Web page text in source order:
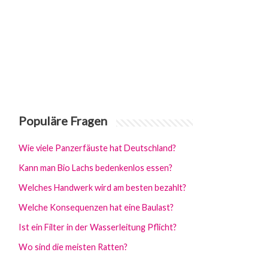
Populäre Fragen
Wie viele Panzerfäuste hat Deutschland?
Kann man Bio Lachs bedenkenlos essen?
Welches Handwerk wird am besten bezahlt?
Welche Konsequenzen hat eine Baulast?
Ist ein Filter in der Wasserleitung Pflicht?
Wo sind die meisten Ratten?